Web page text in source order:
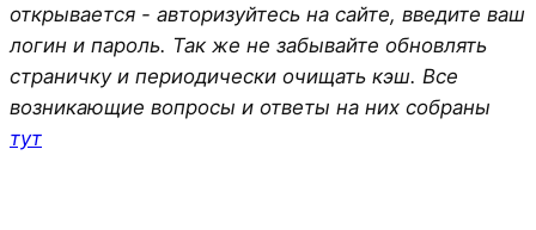
открывается - авторизуйтесь на сайте, введите ваш
логин и пароль. Так же не забывайте обновлять
страничку и периодически очищать кэш. Все
возникающие вопросы и ответы на них собраны
тут